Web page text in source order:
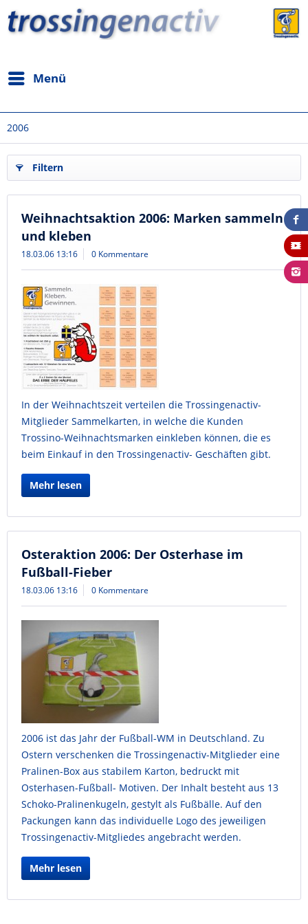
Menü
2006
Filtern
Weihnachtsaktion 2006: Marken sammeln
und kleben
18.03.06 13:16 0 Kommentare
In der Weihnachtszeit verteilen die Trossingenactiv-
Mitglieder Sammelkarten, in welche die Kunden
Trossino-Weihnachtsmarken einkleben können, die es
beim Einkauf in den Trossingenactiv- Geschäften gibt.
Mehr lesen
Osteraktion 2006: Der Osterhase im
Fußball-Fieber
18.03.06 13:16 0 Kommentare
2006 ist das Jahr der Fußball-WM in Deutschland. Zu
Ostern verschenken die Trossingenactiv-Mitglieder eine
Pralinen-Box aus stabilem Karton, bedruckt mit
Osterhasen-Fußball- Motiven. Der Inhalt besteht aus 13
Schoko-Pralinenkugeln, gestylt als Fußbälle. Auf den
Packungen kann das individuelle Logo des jeweiligen
Trossingenactiv-Mitgliedes angebracht werden.
Mehr lesen